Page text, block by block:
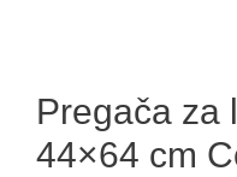
Pregača za
44×64 cm